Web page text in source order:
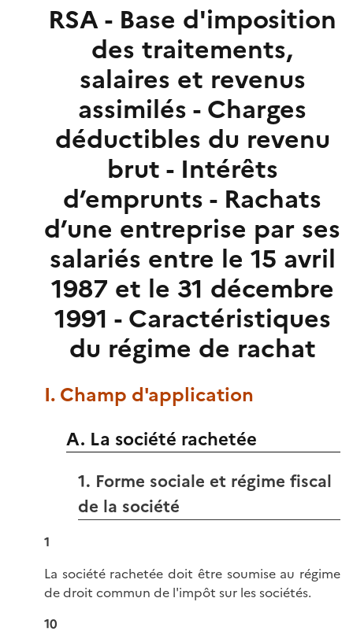
RSA - Base d'imposition
des traitements,
salaires et revenus
assimilés - Charges
déductibles du revenu
brut - Intérêts
d’emprunts - Rachats
d’une entreprise par ses
salariés entre le 15 avril
1987 et le 31 décembre
1991 - Caractéristiques
du régime de rachat
I. Champ d'application
A. La société rachetée
1. Forme sociale et régime fiscal
de la société
1
La société rachetée doit être soumise au régime
de droit commun de l'impôt sur les sociétés.
10